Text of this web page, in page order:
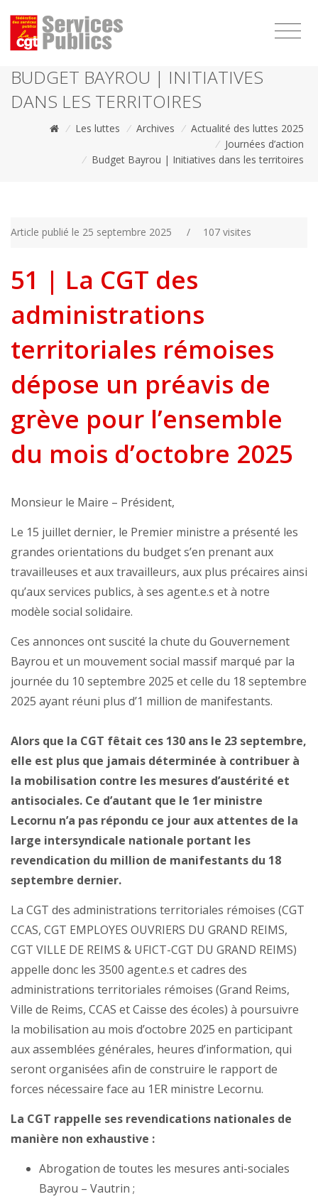
BUDGET BAYROU | INITIATIVES
DANS LES TERRITOIRES
/ Les luttes / Archives / Actualité des luttes 2025
/ Journées d’action
/ Budget Bayrou | Initiatives dans les territoires
Article publié le 25 septembre 2025 / 107 visites
51 | La CGT des
administrations
territoriales rémoises
dépose un préavis de
grève pour l’ensemble
du mois d’octobre 2025
Monsieur le Maire – Président,
Le 15 juillet dernier, le Premier ministre a présenté les
grandes orientations du budget s’en prenant aux
travailleuses et aux travailleurs, aux plus précaires ainsi
qu’aux services publics, à ses agent.e.s et à notre
modèle social solidaire.
Ces annonces ont suscité la chute du Gouvernement
Bayrou et un mouvement social massif marqué par la
journée du 10 septembre 2025 et celle du 18 septembre
2025 ayant réuni plus d’1 million de manifestants.
Alors que la CGT fêtait ces 130 ans le 23 septembre,
elle est plus que jamais déterminée à contribuer à
la mobilisation contre les mesures d’austérité et
antisociales. Ce d’autant que le 1er ministre
Lecornu n’a pas répondu ce jour aux attentes de la
large intersyndicale nationale portant les
revendication du million de manifestants du 18
septembre dernier.
La CGT des administrations territoriales rémoises (CGT
CCAS, CGT EMPLOYES OUVRIERS DU GRAND REIMS,
CGT VILLE DE REIMS & UFICT-CGT DU GRAND REIMS)
appelle donc les 3500 agent.e.s et cadres des
administrations territoriales rémoises (Grand Reims,
Ville de Reims, CCAS et Caisse des écoles) à poursuivre
la mobilisation au mois d’octobre 2025 en participant
aux assemblées générales, heures d’information, qui
seront organisées afin de construire le rapport de
forces nécessaire face au 1ER ministre Lecornu.
La CGT rappelle ses revendications nationales de
manière non exhaustive :
Abrogation de toutes les mesures anti-sociales
Bayrou – Vautrin ;